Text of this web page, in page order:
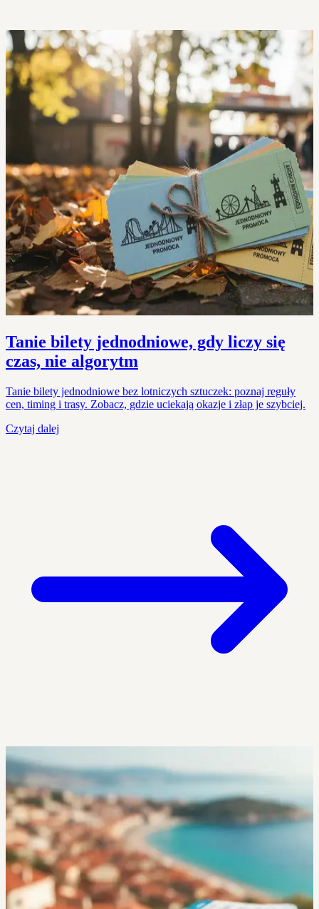
Tanie bilety jednodniowe, gdy liczy się
czas, nie algorytm
Tanie bilety jednodniowe bez lotniczych sztuczek: poznaj reguły
cen, timing i trasy. Zobacz, gdzie uciekają okazje i złap je szybciej.
Czytaj dalej